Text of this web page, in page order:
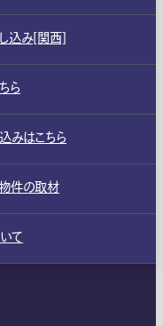
込み[関西]
ら
みはこちら
件の取材
て